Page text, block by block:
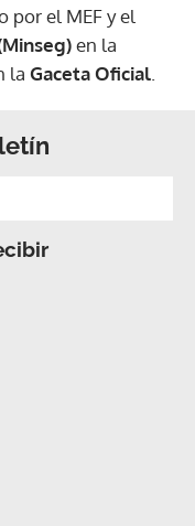
por el MEF y el
en la
la Gaceta Oficial